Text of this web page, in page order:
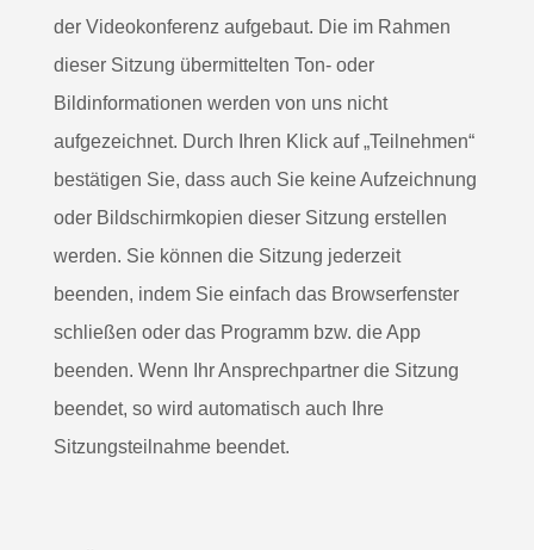
der Videokonferenz aufgebaut. Die im Rahmen
dieser Sitzung übermittelten Ton- oder
Bildinformationen werden von uns nicht
aufgezeichnet. Durch Ihren Klick auf „Teilnehmen“
bestätigen Sie, dass auch Sie keine Aufzeichnung
oder Bildschirmkopien dieser Sitzung erstellen
werden. Sie können die Sitzung jederzeit
beenden, indem Sie einfach das Browserfenster
schließen oder das Programm bzw. die App
beenden. Wenn Ihr Ansprechpartner die Sitzung
beendet, so wird automatisch auch Ihre
Sitzungsteilnahme beendet.